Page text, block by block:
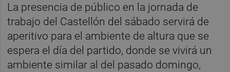
La presencia de público en la jornada de
trabajo del Castellón del sábado servirá de
aperitivo para el ambiente de altura que se
espera el día del partido, donde se vivirá un
ambiente similar al del pasado domingo,